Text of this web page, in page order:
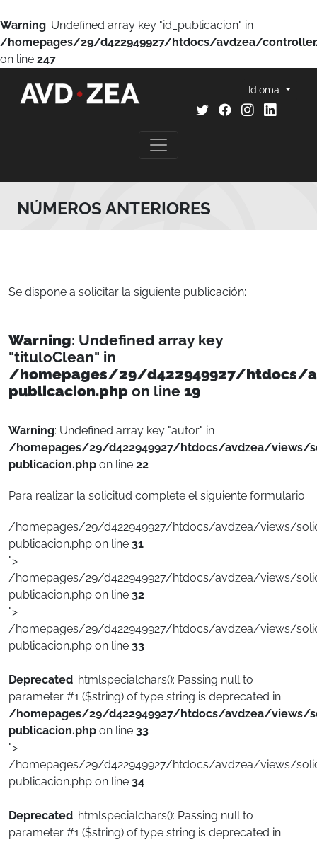
Warning: Undefined array key "id_publicacion" in
/homepages/29/d422949927/htdocs/avdzea/
on line 247
Idioma
NÚMEROS ANTERIORES
Se dispone a solicitar la siguiente publicación:
Warning: Undefined array key
"tituloClean" in
/homepages/29/d422949927/htdocs/
publicacion.php on line 19
Warning: Undefined array key "autor" in
/homepages/29/d422949927/htdocs/avdzea/views/
publicacion.php on line 22
Para realizar la solicitud complete el siguiente formulario:
/homepages/29/d422949927/htdocs/avdzea/views/
publicacion.php on line 31
">
/homepages/29/d422949927/htdocs/avdzea/views/
publicacion.php on line 32
">
/homepages/29/d422949927/htdocs/avdzea/views/
publicacion.php on line 33
Deprecated: htmlspecialchars(): Passing null to
parameter #1 ($string) of type string is deprecated in
/homepages/29/d422949927/htdocs/avdzea/views/
publicacion.php on line 33
">
/homepages/29/d422949927/htdocs/avdzea/views/
publicacion.php on line 34
Deprecated: htmlspecialchars(): Passing null to
parameter #1 ($string) of type string is deprecated in